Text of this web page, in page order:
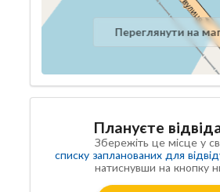
Переглянути на
Плануєте
Збережіть це місце у
списку запланованих для
натиснувши на кнопку